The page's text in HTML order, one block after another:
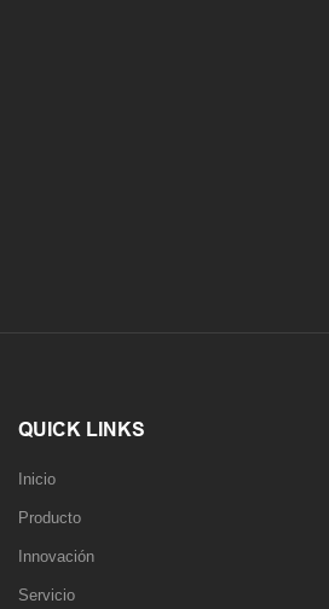
QUICK LINKS
Inicio
Producto
Innovación
Servicio